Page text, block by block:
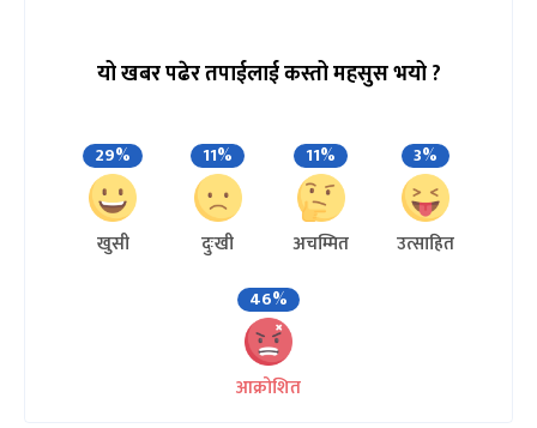
यो खबर पढेर तपाईलाई कस्तो महसुस भयो ?
29%
खुसी
11%
दुःखी
11%
अचम्मित
3%
उत्साहित
46%
आक्रोशित